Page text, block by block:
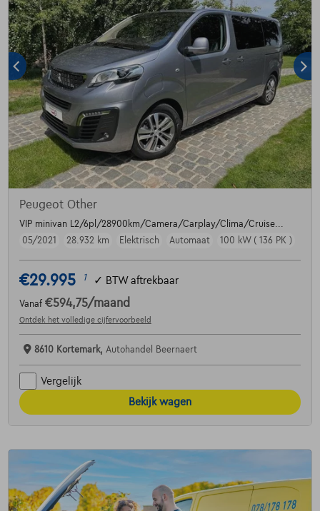
Peugeot Other
VIP minivan L2/6pl/28900km/Camera/Carplay/Clima/Cruise...
05/2021
28.932 km Elektrisch Automaat 100 kW ( 136 PK )
€29.995 1 ✓ BTW aftrekbaar
Vanaf €594,75/maand
Ontdek het volledige cijfervoorbeeld
8610 Kortemark, Autohandel Beernaert
Vergelijk
Bekijk wagen